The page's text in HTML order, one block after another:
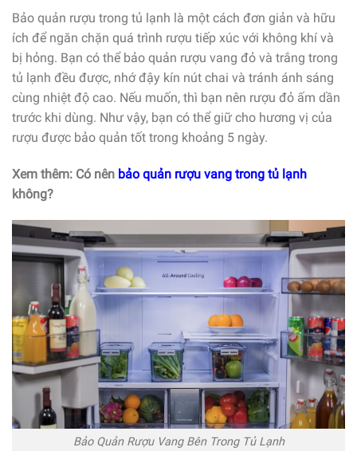
Bảo quản rượu trong tủ lạnh là một cách đơn giản và hữu
ích để ngăn chặn quá trình rượu tiếp xúc với không khí và
bị hỏng. Bạn có thể bảo quản rượu vang đỏ và trắng trong
tủ lạnh đều được, nhớ đậy kín nút chai và tránh ánh sáng
cùng nhiệt độ cao. Nếu muốn, thì bạn nên rượu đỏ ấm dần
trước khi dùng. Như vậy, bạn có thể giữ cho hương vị của
rượu được bảo quản tốt trong khoảng 5 ngày.
Xem thêm: Có nên bảo quản rượu vang trong tủ lạnh
không?
Bảo Quản Rượu Vang Bên Trong Tủ Lạnh